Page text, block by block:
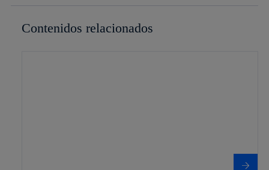
Contenidos relacionados